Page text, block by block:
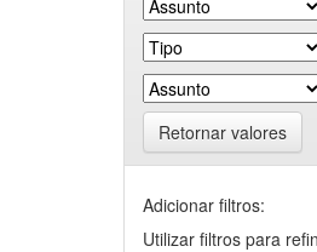
Retornar valores
Adicionar filtros:
Utilizar filtros para